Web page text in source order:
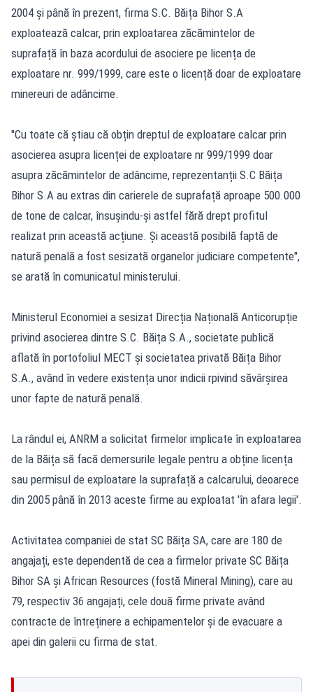
2004 și până în prezent, firma S.C. Băița Bihor S.A
exploatează calcar, prin exploatarea zăcămintelor de
suprafață în baza acordului de asociere pe licența de
exploatare nr. 999/1999, care este o licență doar de exploatare
minereuri de adâncime.
"Cu toate că știau că obțin dreptul de exploatare calcar prin
asocierea asupra licenței de exploatare nr 999/1999 doar
asupra zăcămintelor de adâncime, reprezentanții S.C Băița
Bihor S.A au extras din carierele de suprafață aproape 500.000
de tone de calcar, însușindu-și astfel fără drept profitul
realizat prin această acțiune. Și această posibilă faptă de
natură penală a fost sesizată organelor judiciare competente",
se arată în comunicatul ministerului.
Ministerul Economiei a sesizat Direcția Națională Anticorupție
privind asocierea dintre S.C. Băița S.A., societate publică
aflată în portofoliul MECT și societatea privată Băița Bihor
S.A., având în vedere existența unor indicii rpivind săvârșirea
unor fapte de natură penală.
La rândul ei, ANRM a solicitat firmelor implicate în exploatarea
de la Băița să facă demersurile legale pentru a obține licența
sau permisul de exploatare la suprafață a calcarului, deoarece
din 2005 până în 2013 aceste firme au exploatat 'în afara legii'.
Activitatea companiei de stat SC Băița SA, care are 180 de
angajați, este dependentă de cea a firmelor private SC Băița
Bihor SA și African Resources (fostă Mineral Mining), care au
79, respectiv 36 angajați, cele două firme private având
contracte de întreținere a echipamentelor și de evacuare a
apei din galerii cu firma de stat.